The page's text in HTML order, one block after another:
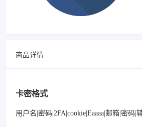
商品详情
卡密格式
用户名|密码|2FA|cookie|Eaaaa|邮箱|密码|